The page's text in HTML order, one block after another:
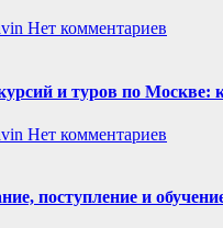
Нет комментариев
и туров по Москве:
Нет комментариев
поступление и